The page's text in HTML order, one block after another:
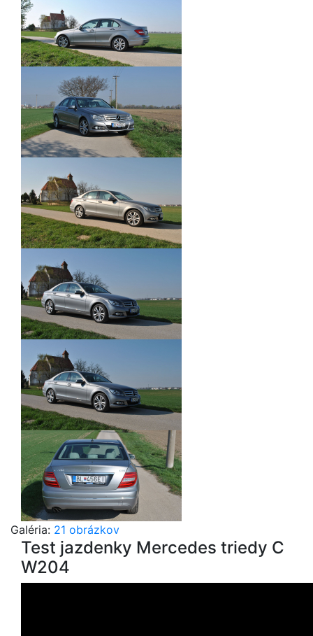
Galéria: 21 obrázkov
Test jazdenky Mercedes triedy C
W204